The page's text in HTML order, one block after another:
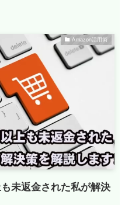
Amazon活用術
未返金された私が解決